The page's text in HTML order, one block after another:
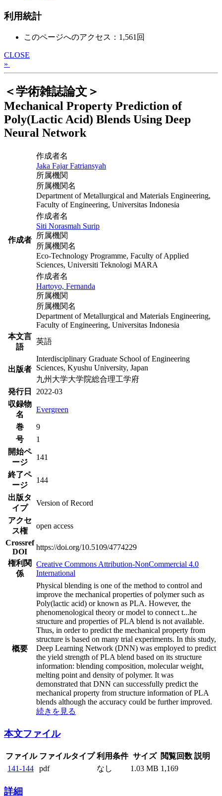
利用統計
このページへのアクセス：1,561回
CLOSE
»
＜学術雑誌論文＞
Mechanical Property Prediction of
Poly(Lactic Acid) Blends Using Deep
Neural Network
作成者
作成者名
Jaka Fajar Fatriansyah
所属機関
所属機関名
Department of Metallurgical and Materials Engineering,
Faculty of Engineering, Universitas Indonesia
作成者名
Siti Norasmah Surip
所属機関
所属機関名
Eco-Technology Programme, Faculty of Applied
Sciences, Universiti Teknologi MARA
作成者名
Hartoyo, Fernanda
所属機関
所属機関名
Department of Metallurgical and Materials Engineering,
Faculty of Engineering, Universitas Indonesia
本文言
語
英語
出版者
Interdisciplinary Graduate School of Engineering
Sciences, Kyushu University, Japan
九州大学大学院総合理工学府
発行日
2022-03
収録物
名
Evergreen
巻
9
号
1
開始ペ
ージ
141
終了ペ
ージ
144
出版タ
イプ
Version of Record
アクセ
ス権
open access
Crossref
DOI
https://doi.org/10.5109/4774229
権利関
係
Creative Commons Attribution-NonCommercial 4.0
International
概要
Physical blending is one of the method to control and
improve the mechanical properties of polymer such as
Poly(lactic acid) or known as PLA. However, the
phenomenological theory or model to connect t...he
structure and properties of PLA blend is not available.
Thus, in order to predict the mechanical property from
structure is based on many trial experiments. In this study,
Deep Learning Network (DNN) was employed to predict
the yield strength of PLA blend based on its structure
information: blending composition, molecular weight,
melting point and density of polymer. It was
demonstrated that DNN can successfully predict the
mechanical property from structure information of PLA
blends although the accuracy could be further improved.
続きを見る
本文ファイル
ファイル ファイルタイプ 利用条件 サイズ 閲覧回数 説明
141-144
pdf なし 1.03 MB 1,169
詳細